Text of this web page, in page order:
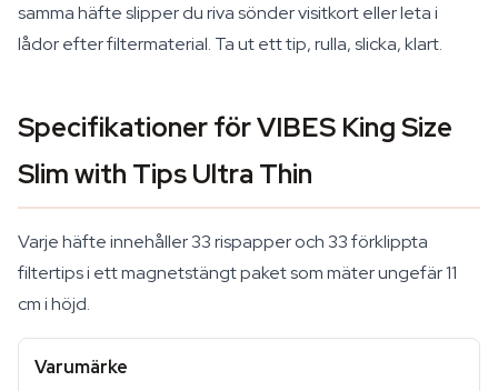
samma häfte slipper du riva sönder visitkort eller leta i
lådor efter filtermaterial. Ta ut ett tip, rulla, slicka, klart.
Specifikationer för VIBES King Size
Slim with Tips Ultra Thin
Varje häfte innehåller 33 rispapper och 33 förklippta
filtertips i ett magnetstängt paket som mäter ungefär 11
cm i höjd.
Varumärke